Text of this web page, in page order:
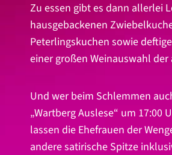
Zu essen gibt es dann allerlei
hausgebackenen
Peterlingskuchen sowie
einer großen Weinauswahl
Und wer beim Schlemmen
„Wartberg Auslese“ um
lassen die Ehefrauen der
andere satirische Spitze